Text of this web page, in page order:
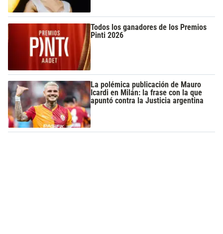
Todos los ganadores de los Premios
Pinti 2026
La polémica publicación de Mauro
Icardi en Milán: la frase con la que
apuntó contra la Justicia argentina